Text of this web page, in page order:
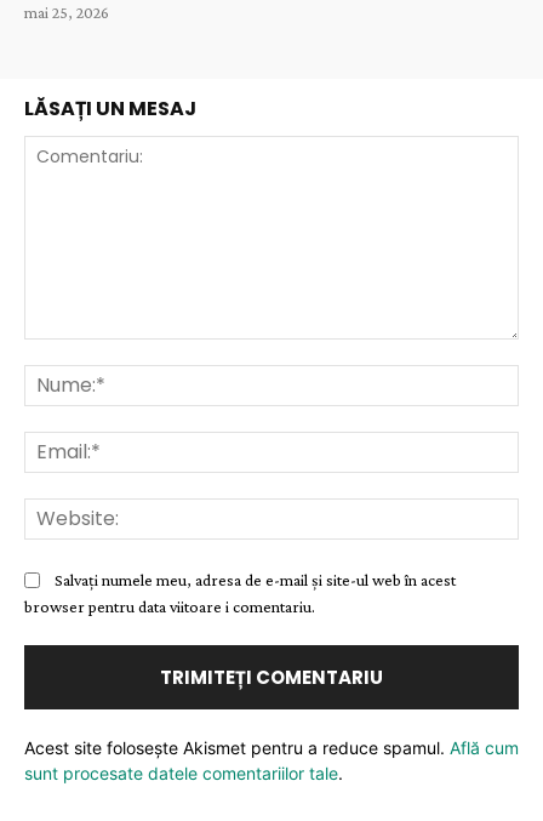
mai 25, 2026
LĂSAȚI UN MESAJ
Salvați numele meu, adresa de e-mail și site-ul web în acest
browser pentru data viitoare i comentariu.
Acest site folosește Akismet pentru a reduce spamul. Află cum
sunt procesate datele comentariilor tale.